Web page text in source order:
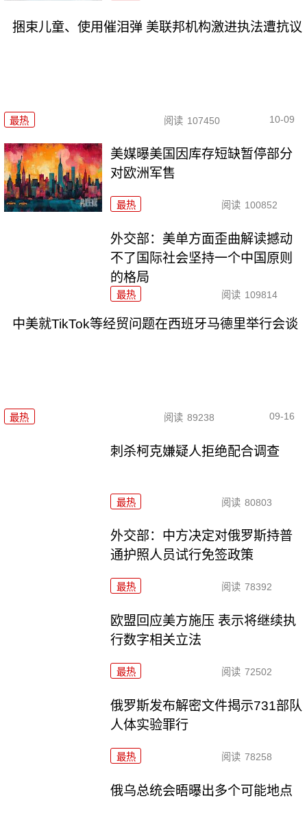
捆束儿童、使用催泪弹 美联邦机构激进执法遭抗议
最热 阅读 107450 10-09
美媒曝美国因库存短缺暂停部分
对欧洲军售
最热 阅读 100852
外交部：美单方面歪曲解读撼动
不了国际社会坚持一个中国原则
的格局
最热 阅读 109814
中美就TikTok等经贸问题在西班牙马德里举行会谈
最热 阅读 89238 09-16
刺杀柯克嫌疑人拒绝配合调查
最热 阅读 80803
外交部：中方决定对俄罗斯持普
通护照人员试行免签政策
最热 阅读 78392
欧盟回应美方施压 表示将继续执
行数字相关立法
最热 阅读 72502
俄罗斯发布解密文件揭示731部队
人体实验罪行
最热 阅读 78258
俄乌总统会晤曝出多个可能地点